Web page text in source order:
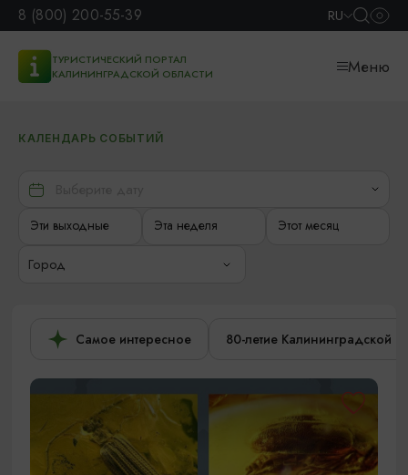
8 (800) 200-55-39 RU
ТУРИСТИЧЕСКИЙ ПОРТАЛ
КАЛИНИНГРАДСКОЙ ОБЛАСТИ
Меню
КАЛЕНДАРЬ СОБЫТИЙ
Эти выходные Эта неделя Этот месяц
Город
Самое интересное 80-летие Калининградской